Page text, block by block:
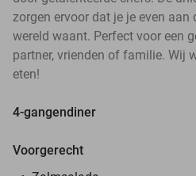
zorgen ervoor dat je je even aan
wereld waant. Perfect voor een
partner, vrienden of familie. Wij
eten!
4-gangendiner
Voorgerecht